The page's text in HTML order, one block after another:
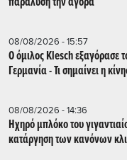
08/08/2026 - 15:57
Ο όμιλος Klesch εξαγόρασε
Γερμανία - Τι σημαίνει η
08/08/2026 - 14:36
Ηχηρό μπλόκο του
κατάργηση των κανόνων